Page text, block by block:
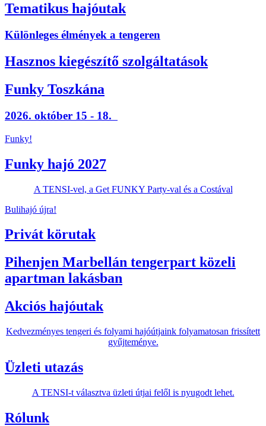
Tematikus hajóutak
Különleges élmények a tengeren
Hasznos kiegészítő szolgáltatások
Funky Toszkána
2026. október 15 - 18.
Funky!
Funky hajó 2027
A TENSI-vel, a Get FUNKY Party-val és a Costával
Bulihajó újra!
Privát körutak
Pihenjen Marbellán tengerpart közeli
apartman lakásban
Akciós hajóutak
Kedvezményes tengeri és folyami hajóútjaink folyamatosan frissített
gyűjteménye.
Üzleti utazás
A TENSI-t választva üzleti útjai felől is nyugodt lehet.
Rólunk